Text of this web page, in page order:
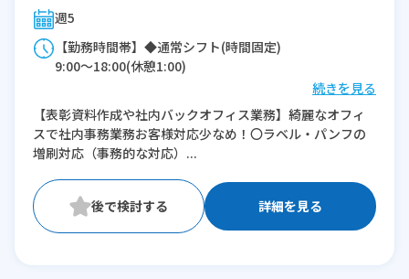
週5
【勤務時間帯】◆通常シフト(時間固定)
9:00〜18:00(休憩1:00)
続きを見る
【表彰資料作成や社内バックオフィス業務】綺麗なオフィ
スで社内事務業務お客様対応少なめ！〇ラベル・パンフの
増刷対応（事務的な対応）...
詳細を見る